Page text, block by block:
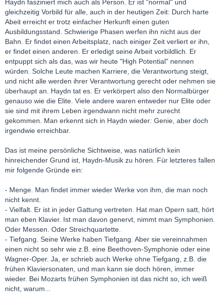
Haydn fasziniert mich auch als Person. Er ist "normal" und
gleichzeitig Vorbild für alle, auch in der heutigen Zeit: Durch harte
Abeit erreicht er trotz einfacher Herkunft einen guten
Ausbildungsstand. Schwierige Phasen werfen ihn nicht aus der
Bahn. Er findet einen Arbeitsplatz, nach einiger Zeit verliert er ihn,
er findet einen anderen. Er erledigt seine Arbeit vorbildlich. Er
entpuppt sich als das, was wir heute "High Potential" nennen
würden. Solche Leute machen Karriere, die Verantwortung steigt,
und nicht alle werden ihrer Verantwortung gerecht oder nehmen sie
überhaupt an. Haydn tat es. Er verkörpert also den Normalbürger
genauso wie die Elite. Viele andere waren entweder nur Elite oder
sie sind mit ihrem Leben irgendwann nicht mehr zurecht
gekommen. Man erkennt sich in Haydn wieder: Genie, aber doch
irgendwie erreichbar.
Das ist meine persönliche Sichtweise, was natürlich kein
hinreichender Grund ist, Haydn-Musik zu hören. Für letzteres fallen
mir folgende Gründe ein:
- Menge. Man findet immer wieder Werke von ihm, die man noch
nicht kennt.
- Vielfalt. Er ist in jeder Gattung vertreten. Hat man Opern satt, hört
man eben Klavier. Ist man davon genervt, nimmt man Symphonien.
Oder Messen. Oder Streichquartette.
- Tiefgang. Seine Werke haben Tiefgang. Aber sie vereinnahmen
einen nicht so sehr wie z.B. eine Beethoven-Symphonie oder eine
Wagner-Oper. Ja, er schrieb auch Werke ohne Tiefgang, z.B. die
frühen Klaviersonaten, und man kann sie doch hören, immer
wieder. Bei Mozarts frühen Symphonien ist das nicht so, ich weiß
nicht, warum...